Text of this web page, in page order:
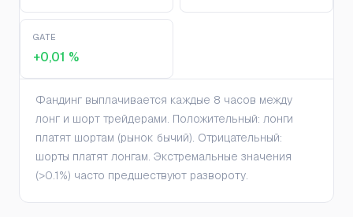
GATE
+0,01 %
Фандинг выплачивается каждые 8 часов между
лонг и шорт трейдерами. Положительный: лонги
платят шортам (рынок бычий). Отрицательный:
шорты платят лонгам. Экстремальные значения
(>0.1%) часто предшествуют развороту.